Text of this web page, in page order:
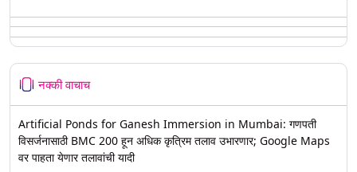
नक्की वाचाच
Artificial Ponds for Ganesh Immersion in Mumbai: गणपती
विसर्जनासाठी BMC 200 हून अधिक कृत्रिम तलाव उभारणार; Google Maps
वर पाहता येणार तलावांची यादी